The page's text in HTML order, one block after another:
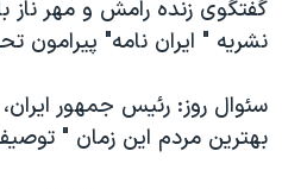
اصلی
جهش
جستجو
ورزشی
ویژه برنامه‌ها
جام جهانی ۲۰۲۶
فرکانس‌های صدای آمریکا
یادگیری زبان انگلیسی
گفتگوی زنده رامش و مهر ناز
نشريه " ايران نامه" پيرامون
سئوال روز: رئيس جمهور
بهترين مردم اين زمان "